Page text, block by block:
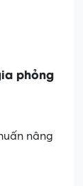
phỏng
nâng